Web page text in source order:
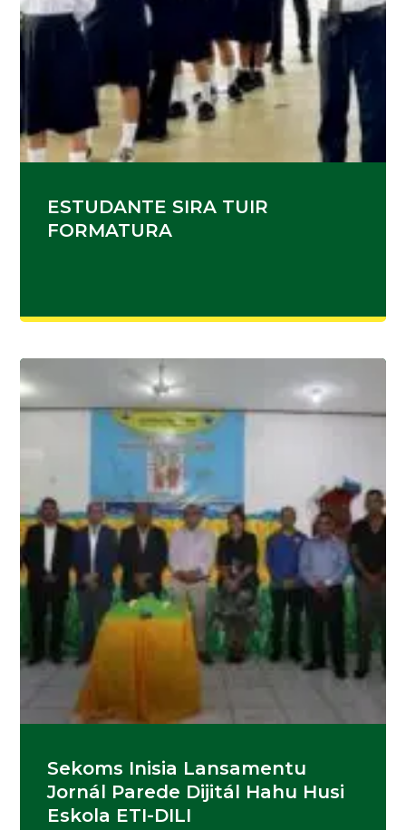
ESTUDANTE SIRA TUIR
FORMATURA
Sekoms Inisia Lansamentu
Jornál Parede Dijitál Hahu Husi
Eskola ETI-DILI